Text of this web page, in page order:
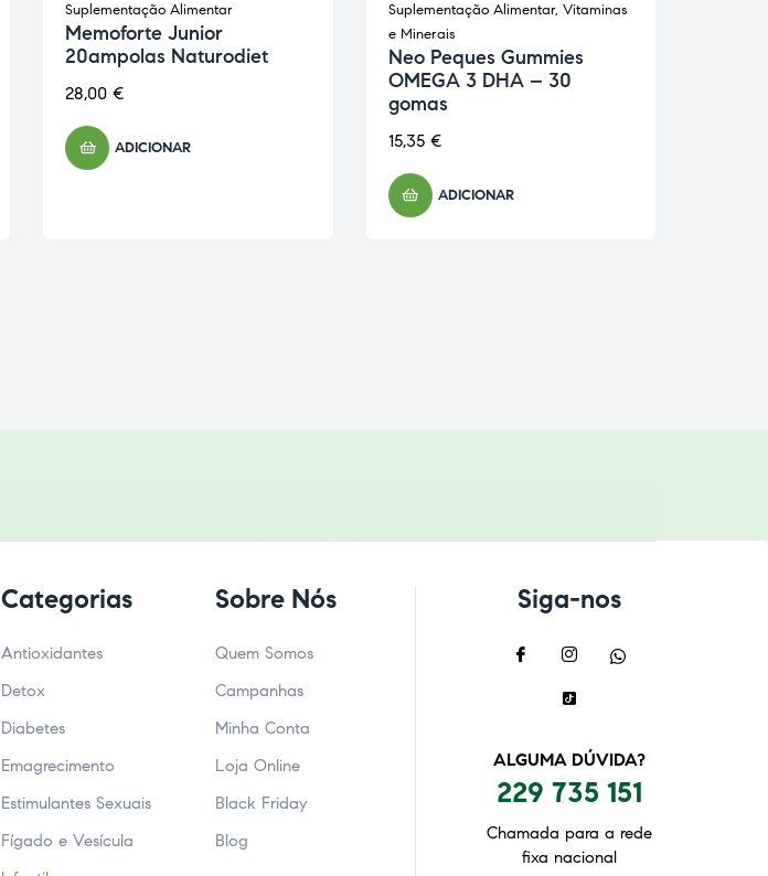
Suplementação Alimentar
Memoforte Junior
20ampolas Naturodiet
28,00 €
ADICIONAR
Suplementação Alimentar, Vitaminas
e Minerais
Neo Peques Gummies
OMEGA 3 DHA – 30
gomas
15,35 €
ADICIONAR
Categorias
Antioxidantes
Detox
Diabetes
Emagrecimento
Estimulantes Sexuais
Fígado e Vesícula
Sobre Nós
Quem Somos
Campanhas
Minha Conta
Loja Online
Black Friday
Blog
Siga-nos
ALGUMA DÚVIDA?
229 735 151
Chamada para a rede
fixa nacional